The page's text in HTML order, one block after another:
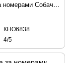
КНО6838
4/5